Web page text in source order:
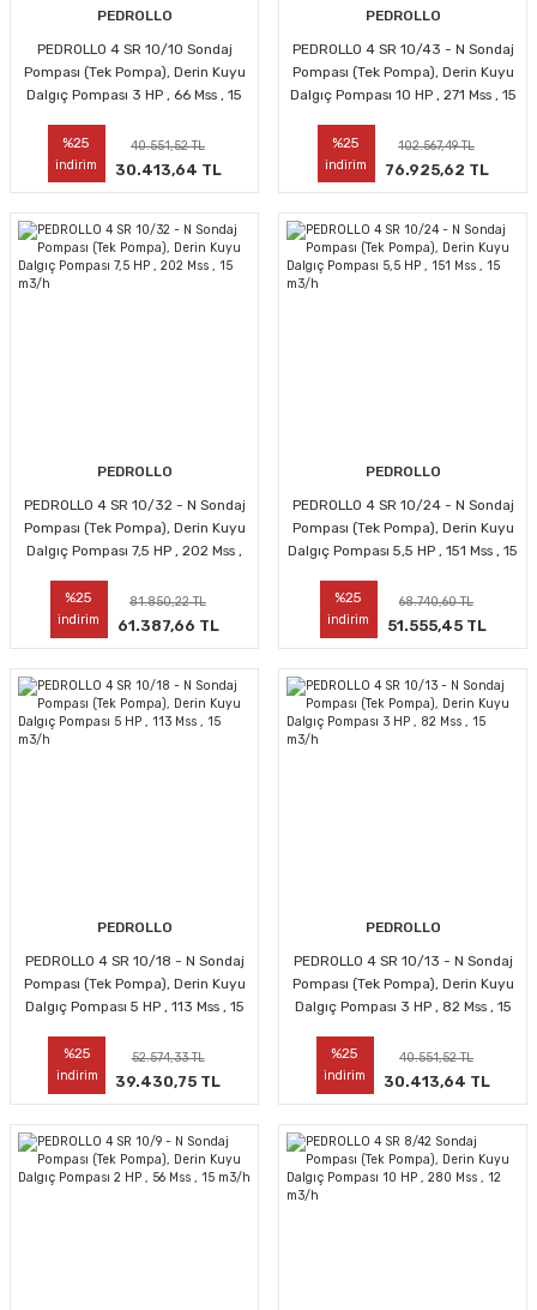
PEDROLLO
PEDROLLO 4 SR 10/10 Sondaj
Pompası (Tek Pompa), Derin Kuyu
Dalgıç Pompası 3 HP , 66 Mss , 15
%25
indirim
40.551,52 TL
30.413,64 TL
PEDROLLO
PEDROLLO 4 SR 10/43 - N Sondaj
Pompası (Tek Pompa), Derin Kuyu
Dalgıç Pompası 10 HP , 271 Mss , 15
%25
indirim
102.567,49 TL
76.925,62 TL
PEDROLLO
PEDROLLO 4 SR 10/32 - N Sondaj
Pompası (Tek Pompa), Derin Kuyu
Dalgıç Pompası 7,5 HP , 202 Mss ,
%25
indirim
81.850,22 TL
61.387,66 TL
PEDROLLO
PEDROLLO 4 SR 10/24 - N Sondaj
Pompası (Tek Pompa), Derin Kuyu
Dalgıç Pompası 5,5 HP , 151 Mss , 15
%25
indirim
68.740,60 TL
51.555,45 TL
PEDROLLO
PEDROLLO 4 SR 10/18 - N Sondaj
Pompası (Tek Pompa), Derin Kuyu
Dalgıç Pompası 5 HP , 113 Mss , 15
%25
indirim
52.574,33 TL
39.430,75 TL
PEDROLLO
PEDROLLO 4 SR 10/13 - N Sondaj
Pompası (Tek Pompa), Derin Kuyu
Dalgıç Pompası 3 HP , 82 Mss , 15
%25
indirim
40.551,52 TL
30.413,64 TL